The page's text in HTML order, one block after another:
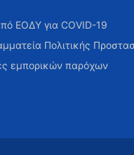
ΕΟΔΥ για COVID-19
Πολιτικής
εμπορικών παρόχων